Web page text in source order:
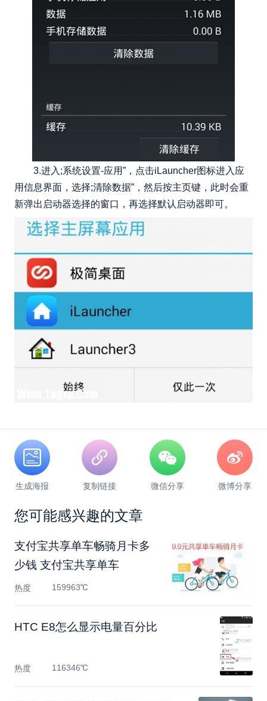
3.进入;系统设置-应用”，点击iLauncher图标进入应
用信息界面，选择;清除数据”，然后按主页键，此时会重
新弹出启动器选择的窗口，再选择默认启动器即可。
生成海报 复制链接 微信分享 微博分享
您可能感兴趣的文章
支付宝共享单车畅骑月卡多
少钱 支付宝共享单车
热度 159963℃
HTC E8怎么显示电量百分比
热度 116346℃